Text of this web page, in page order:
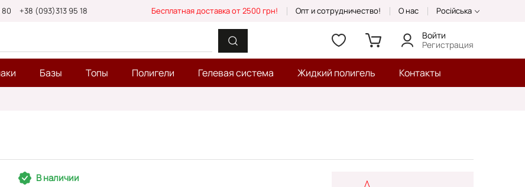
80 +38 (093)313 95 18 Бесплатная доставка от 2500 грн! Опт и сотрудничество! О нас Російська
Войти
Регистрация
Базы Топы Полигели Гелевая система Жидкий полигель Контакты
В наличии